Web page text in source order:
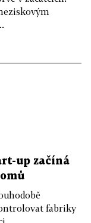
up začíná
fabriky